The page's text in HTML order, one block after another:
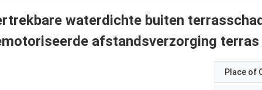
waterdichte buiten
afstandsverzorging
Place of